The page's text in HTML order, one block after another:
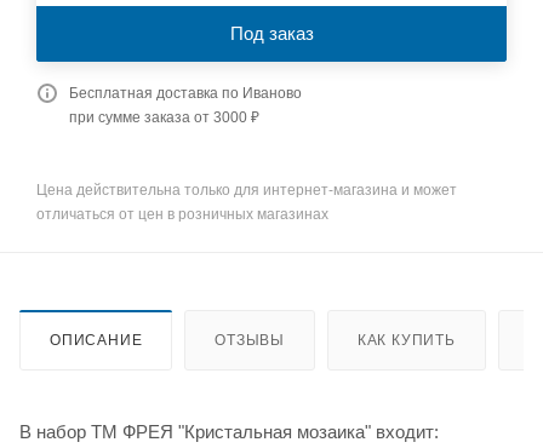
Под заказ
Бесплатная доставка по Иваново
при сумме заказа от 3000 ₽
Цена действительна только для интернет-магазина и может
отличаться от цен в розничных магазинах
ОПИСАНИЕ ОТЗЫВЫ КАК КУПИТЬ
В набор ТМ ФРЕЯ "Кристальная мозаика" входит: